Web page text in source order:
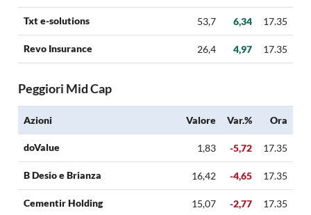
Txt e-solutions 53,7 6,34 17.35
Revo Insurance 26,4 4,97 17.35
Peggiori Mid Cap
Azioni Valore Var.% Ora
doValue 1,83 -5,72 17.35
B Desio e Brianza 16,42 -4,65 17.35
Cementir Holding 15,07 -2,77 17.35